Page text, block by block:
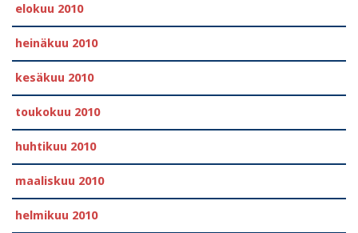
elokuu 2010
heinäkuu 2010
kesäkuu 2010
toukokuu 2010
huhtikuu 2010
maaliskuu 2010
helmikuu 2010